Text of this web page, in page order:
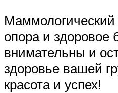
опора и здоровое
внимательны и
здоровье вашей
красота и успех!